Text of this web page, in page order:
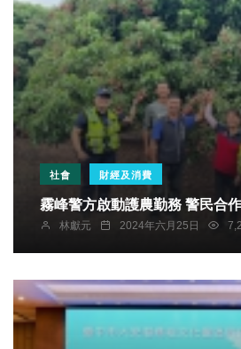
社會 財經及消費
霧峰警方啟動護
林獻元 2024年六月25日